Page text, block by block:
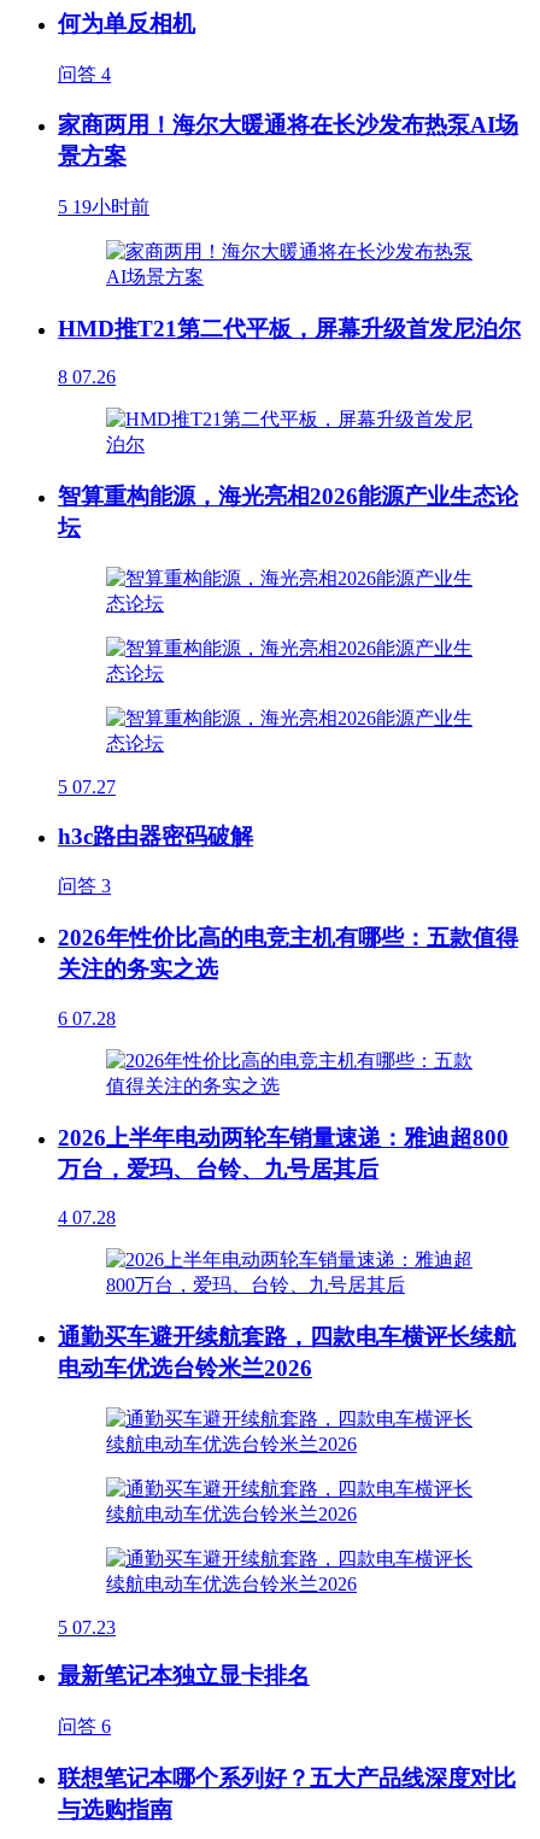
何为单反相机
问答 4
家商两用！海尔大暖通将在长沙发布热泵AI场
景方案
5 19小时前
HMD推T21第二代平板，屏幕升级首发尼泊尔
8 07.26
智算重构能源，海光亮相2026能源产业生态论
坛
5 07.27
h3c路由器密码破解
问答 3
2026年性价比高的电竞主机有哪些：五款值得
关注的务实之选
6 07.28
2026上半年电动两轮车销量速递：雅迪超800
万台，爱玛、台铃、九号居其后
4 07.28
通勤买车避开续航套路，四款电车横评长续航
电动车优选台铃米兰2026
5 07.23
最新笔记本独立显卡排名
问答 6
联想笔记本哪个系列好？五大产品线深度对比
与选购指南